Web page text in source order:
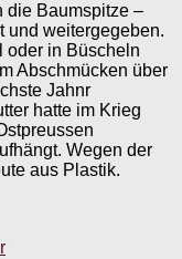
die Baumspitze –
und weitergegeben.
oder in Büscheln
Abschmücken über
Jahnr
hatte im Krieg
Wegen der
aus Plastik.